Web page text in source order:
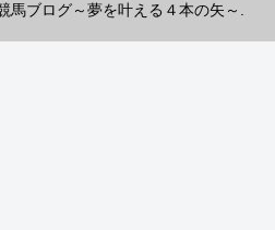
ブログ～夢を叶える４本の矢～.